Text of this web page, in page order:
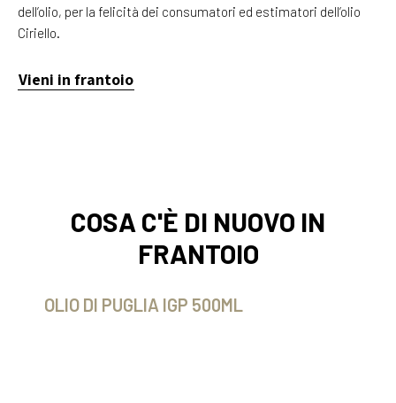
dell’olio, per la felicità dei consumatori ed estimatori dell’olio
Ciriello.
Vieni in frantoio
COSA C'È DI NUOVO IN
FRANTOIO
OLIO DI PUGLIA IGP 500ML